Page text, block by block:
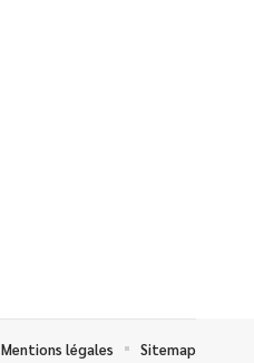
Mentions légales Sitemap